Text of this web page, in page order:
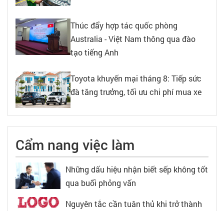
Thúc đẩy hợp tác quốc phòng
Australia - Việt Nam thông qua đào
tạo tiếng Anh
Toyota khuyến mại tháng 8: Tiếp sức
đà tăng trưởng, tối ưu chi phí mua xe
Cẩm nang việc làm
Những dấu hiệu nhận biết sếp không tốt
qua buổi phỏng vấn
Nguyên tắc cần tuân thủ khi trở thành